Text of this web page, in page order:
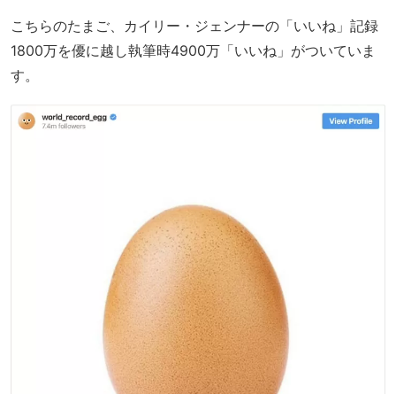
こちらのたまご、カイリー・ジェンナーの「いいね」記録
1800万を優に越し執筆時4900万「いいね」がついていま
す。